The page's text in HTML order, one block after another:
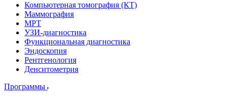
Компьютерная томография (КТ)
Маммография
МРТ
УЗИ-диагностика
Функциональная диагностика
Эндоскопия
Рентгенология
Денситометрия
Программы